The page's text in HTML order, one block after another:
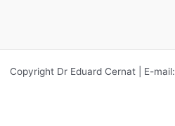
Copyright Dr Eduard Cernat | E-mail: